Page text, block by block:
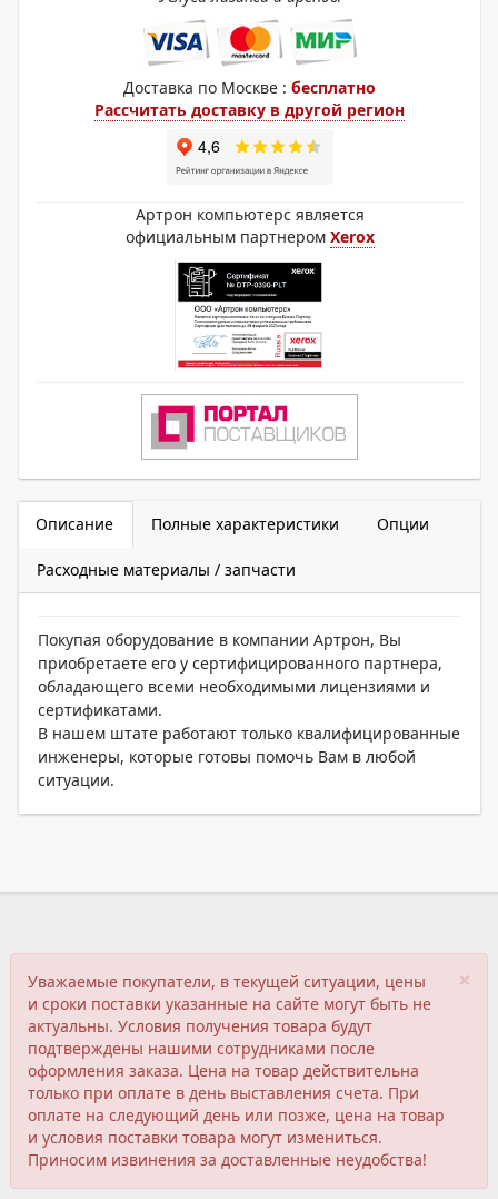
Доставка по Москве : бесплатно
Рассчитать доставку в другой регион
Артрон компьютерс является
официальным партнером Xerox
Описание Полные характеристики Опции
Расходные материалы / запчасти
Покупая оборудование в компании Артрон, Вы
приобретаете его у сертифицированного партнера,
обладающего всеми необходимыми лицензиями и
сертификатами.
В нашем штате работают только квалифицированные
инженеры, которые готовы помочь Вам в любой
ситуации.
×
Уважаемые покупатели, в текущей ситуации, цены
и сроки поставки указанные на сайте могут быть не
актуальны. Условия получения товара будут
подтверждены нашими сотрудниками после
оформления заказа. Цена на товар действительна
только при оплате в день выставления счета. При
оплате на следующий день или позже, цена на товар
и условия поставки товара могут измениться.
Приносим извинения за доставленные неудобства!